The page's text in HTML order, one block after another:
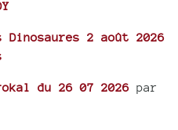
Dinosaures 2 août 2026
du 26 07 2026 par